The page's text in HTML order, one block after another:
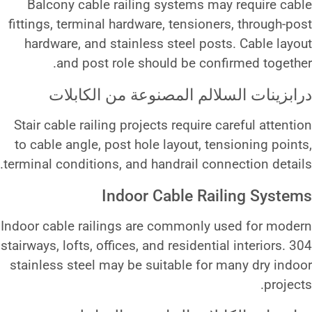
Balcony cable railing
fittings, terminal hardware,
hardware, and stainless steel
and post role should be
المصنوعة من الكابلات
Stair cable railing projects
to cable angle, post hole
terminal conditions, and
Indoor Cable
Indoor cable railings are
stairways, lofts, offices, and
stainless steel may be suitable